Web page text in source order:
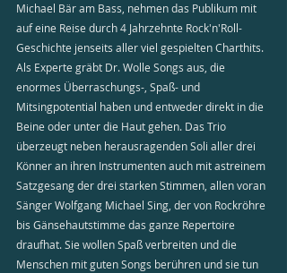
Michael Bär am Bass, nehmen das Publikum mit
auf eine Reise durch 4 Jahrzehnte Rock'n'Roll-
Geschichte jenseits aller viel gespielten Charthits.
Als Experte gräbt Dr. Wolle Songs aus, die
enormes Überraschungs-, Spaß- und
Mitsingpotential haben und entweder direkt in die
Beine oder unter die Haut gehen. Das Trio
überzeugt neben herausragenden Soli aller drei
Könner an ihren Instrumenten auch mit astreinem
Satzgesang der drei starken Stimmen, allen voran
Sänger Wolfgang Michael Sing, der von Rockröhre
bis Gänsehautstimme das ganze Repertoire
draufhat. Sie wollen Spaß verbreiten und die
Menschen mit guten Songs berühren und sie tun